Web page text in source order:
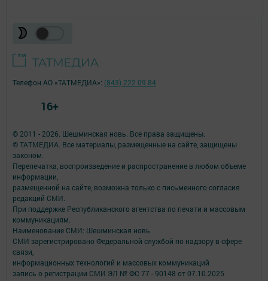
© 2011 - 2026. Шешминская новь. Все права защищены.
© ТАТМЕДИА. Все материалы, размещенные на сайте, защищены
законом.
Перепечатка, воспроизведение и распространение в любом объеме
информации,
размещенной на сайте, возможна только с письменного согласия
редакций СМИ.
При поддержке Республиканского агентства по печати и массовым
коммуникациям.
Наименование СМИ: Шешминская новь
СМИ зарегистрировано Федеральной службой по надзору в сфере
связи,
информационных технологий и массовых коммуникаций
запись о регистрации СМИ ЭЛ № ФС 77 - 90148 от 07.10.2025
Телефон АО «ТАТМЕДИА»: (843) 222 09 84
16+